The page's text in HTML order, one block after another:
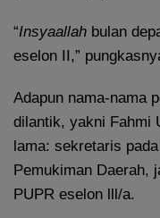
“Insyaallah bulan
eselon II,”
Adapun nama-nama
dilantik, yakni Fahmi
lama: sekretaris
Pemukiman Daerah,
PUPR eselon lll/a.